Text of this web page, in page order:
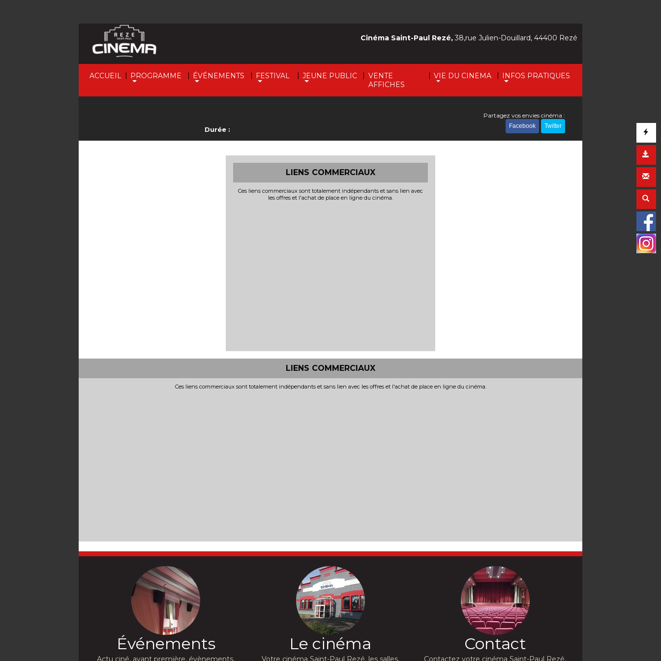
ACCUEIL | PROGRAMME | ÉVÉNEMENTS | FESTIVAL | JEUNE PUBLIC | VENTE
AFFICHES
| VIE DU CINEMA | INFOS PRATIQUES
Cinéma Saint-Paul Rezé,38,rue Julien-Douillard, 44400 Rezé
Durée :
Partagez vos envies cinéma :
Facebook Twitter
LIENS COMMERCIAUX
Ces liens commerciaux sont totalement indépendants et sans lien avec
les offres et l'achat de place en ligne du cinéma.
LIENS COMMERCIAUX
Ces liens commerciaux sont totalement indépendants et sans lien avec les offres et l'achat de place en ligne du cinéma.
Événements
Actu ciné, avant première, évènements,
Le cinéma
Votre cinéma Saint-Paul Rezé, les salles,
Contact
Contactez votre cinéma Saint-Paul Rezé,